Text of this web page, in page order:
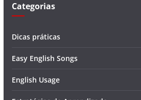
Categorias
Dicas práticas
Easy English Songs
English Usage